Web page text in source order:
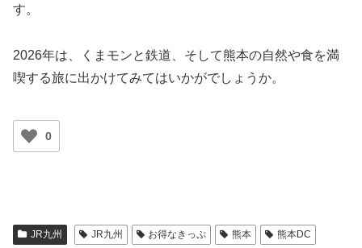
す。
2026年は、くまモンと鉄道、そして熊本の自然や食を満
喫する旅に出かけてみてはいかがでしょうか。
0
JR九州 JR九州 お得なきっぷ 熊本 熊本DC